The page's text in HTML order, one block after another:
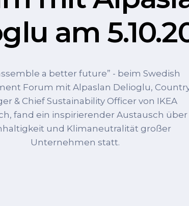
am
a better future” - beim Swedish
Forum mit Alpaslan Delioglu,
& Chief Sustainability Officer von IKEA
fand ein inspirierender Austausch über
und Klimaneutralität großer
Unternehmen statt.